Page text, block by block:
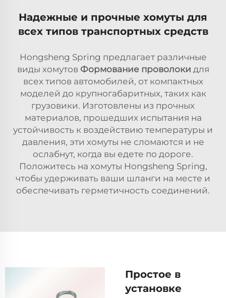
Надежные и прочные хомуты для
всех типов транспортных средств
Hongsheng Spring предлагает различные
виды хомутов Формование проволоки для
всех типов автомобилей, от компактных
моделей до крупногабаритных, таких как
грузовики. Изготовлены из прочных
материалов, прошедших испытания на
устойчивость к воздействию температуры и
давления, эти хомуты не сломаются и не
ослабнут, когда вы едете по дороге.
Положитесь на хомуты Hongsheng Spring,
чтобы удерживать ваши шланги на месте и
обеспечивать герметичность соединений.
Простое в
установке